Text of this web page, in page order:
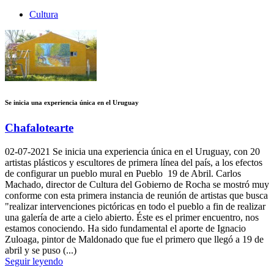
Cultura
Se inicia una experiencia única en el Uruguay
Chafalotearte
02-07-2021 Se inicia una experiencia única en el Uruguay, con 20
artistas plásticos y escultores de primera línea del país, a los efectos
de configurar un pueblo mural en Pueblo 19 de Abril. Carlos
Machado, director de Cultura del Gobierno de Rocha se mostró muy
conforme con esta primera instancia de reunión de artistas que busca
"realizar intervenciones pictóricas en todo el pueblo a fin de realizar
una galería de arte a cielo abierto. Éste es el primer encuentro, nos
estamos conociendo. Ha sido fundamental el aporte de Ignacio
Zuloaga, pintor de Maldonado que fue el primero que llegó a 19 de
abril y se puso (...)
Seguir leyendo